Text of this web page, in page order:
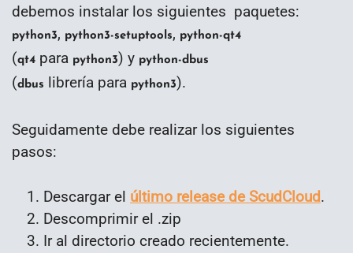
debemos instalar los siguientes paquetes:
python3, python3-setuptools, python-qt4
(qt4 para python3) y python-dbus
(dbus librería para python3).
Seguidamente debe realizar los siguientes
pasos:
Descargar el último release de ScudCloud.
Descomprimir el .zip
Ir al directorio creado recientemente.